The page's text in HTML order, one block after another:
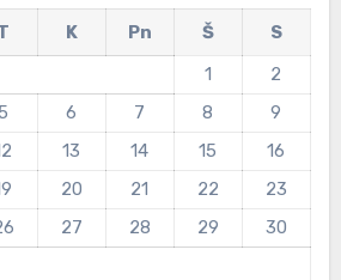
K Pn Š
S
1
2
6 7 8
9
13 14 15
16
20 21 22
23
27 28 29
30